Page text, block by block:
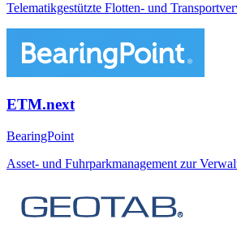
Telematikgestützte Flotten- und
ETM.next
BearingPoint
Asset- und Fuhrparkmanagement zur